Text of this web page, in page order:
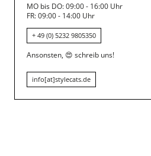
MO bis DO: 09:00 - 16:00 Uhr
FR: 09:00 - 14:00 Uhr
+ 49 (0) 5232 9805350
Ansonsten, 😍 schreib uns!
info[at]stylecats.de